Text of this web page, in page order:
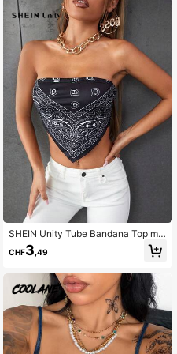
SHEIN Unity Tube Bandana Top mit
Paisley Muster
CHF3 ,49